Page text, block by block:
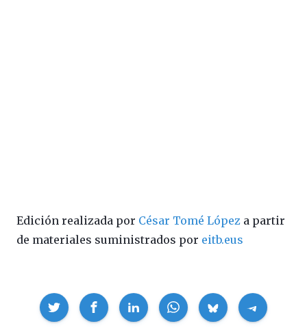
Edición realizada por César Tomé López a partir
de materiales suministrados por eitb.eus
Compartir